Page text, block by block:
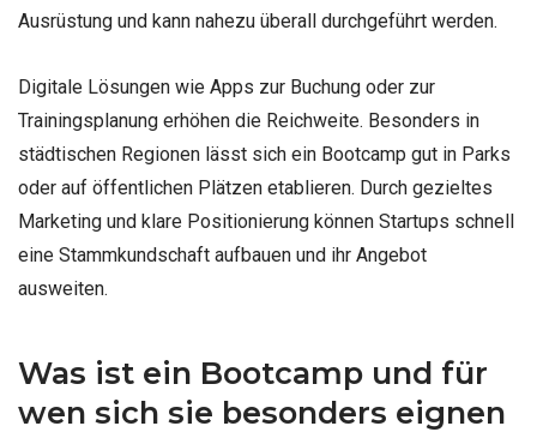
Ausrüstung und kann nahezu überall durchgeführt werden.
Digitale Lösungen wie Apps zur Buchung oder zur
Trainingsplanung erhöhen die Reichweite. Besonders in
städtischen Regionen lässt sich ein Bootcamp gut in Parks
oder auf öffentlichen Plätzen etablieren. Durch gezieltes
Marketing und klare Positionierung können Startups schnell
eine Stammkundschaft aufbauen und ihr Angebot
ausweiten.
Was ist ein Bootcamp und für
wen sich sie besonders eignen